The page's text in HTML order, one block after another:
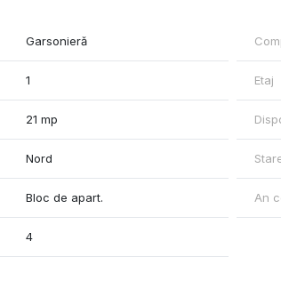
și eficient de întreținut
cu chiriaș, ceea ce o face o oportunitate
bun în zona Expo–Mărăști
Garsonieră
1 Etaj
21 mp
Nord
Bloc de apart. An
4